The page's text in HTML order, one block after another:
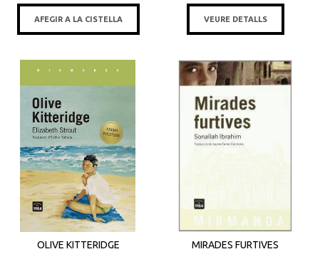
AFEGIR A LA CISTELLA VEURE DETALLS
OLIVE KITTERIDGE MIRADES FURTIVES